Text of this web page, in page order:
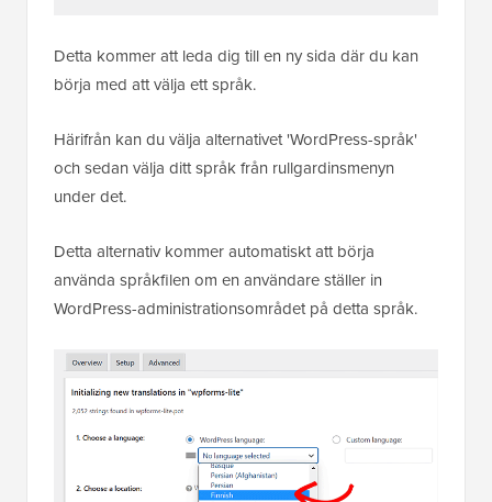
Detta kommer att leda dig till en ny sida där du kan
börja med att välja ett språk.
Härifrån kan du välja alternativet 'WordPress-språk'
och sedan välja ditt språk från rullgardinsmenyn
under det.
Detta alternativ kommer automatiskt att börja
använda språkfilen om en användare ställer in
WordPress-administrationsområdet på detta språk.